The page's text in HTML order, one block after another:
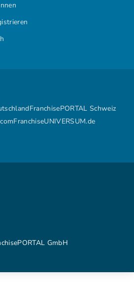
FranchisePORTAL Schweiz
FranchiseUNIVERSUM.de
GmbH